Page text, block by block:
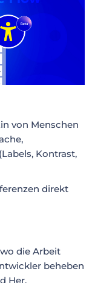
von Menschen
Kontrast,
direkt
die Arbeit
beheben
Her.